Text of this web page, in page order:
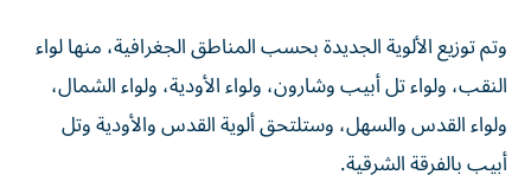
وتم توزيع الألوية الجديدة بحسب المناطق الجغرافية، منها لواء
النقب، ولواء تل أبيب وشارون، ولواء الأودية، ولواء الشمال،
ولواء القدس والسهل، وستلتحق ألوية القدس والأودية وتل
أبيب بالفرقة الشرقية.